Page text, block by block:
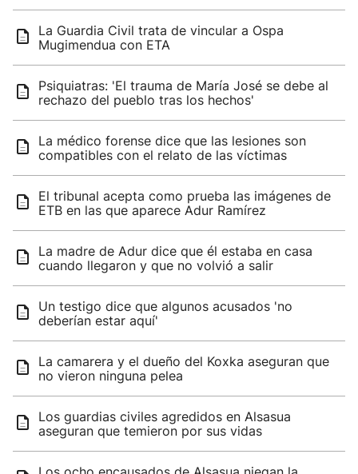
La Guardia Civil trata de vincular a Ospa
Mugimendua con ETA
Psiquiatras: 'El trauma de María José se debe al
rechazo del pueblo tras los hechos'
La médico forense dice que las lesiones son
compatibles con el relato de las víctimas
El tribunal acepta como prueba las imágenes de
ETB en las que aparece Adur Ramírez
La madre de Adur dice que él estaba en casa
cuando llegaron y que no volvió a salir
Un testigo dice que algunos acusados 'no
deberían estar aquí'
La camarera y el dueño del Koxka aseguran que
no vieron ninguna pelea
Los guardias civiles agredidos en Alsasua
aseguran que temieron por sus vidas